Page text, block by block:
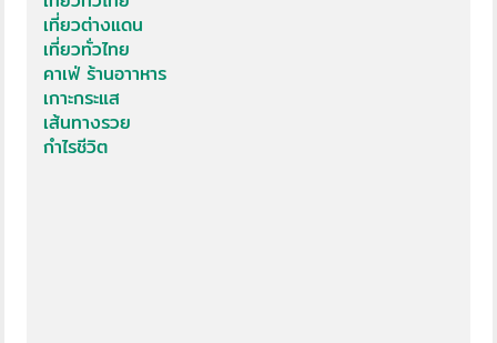
เที่ยวต่างแดน
เที่ยวทั่วไทย
คาเฟ่ ร้านอาาหาร
เกาะกระแส
เส้นทางรวย
กำไรชีวิต